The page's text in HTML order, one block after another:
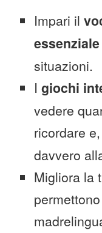
Impari il
essenziale
situazioni.
I giochi
vedere
ricordare
davvero
Migliora la